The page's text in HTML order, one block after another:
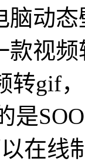
脑动
款视
转gif
是
在线